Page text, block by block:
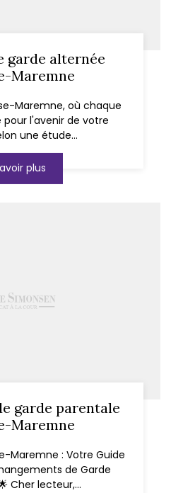
garde alternée
Maremne
Maremne, où chaque
l'avenir de votre
une étude...
plus
garde parentale
Maremne
Maremne : Votre Guide
de Garde
Cher lecteur,...